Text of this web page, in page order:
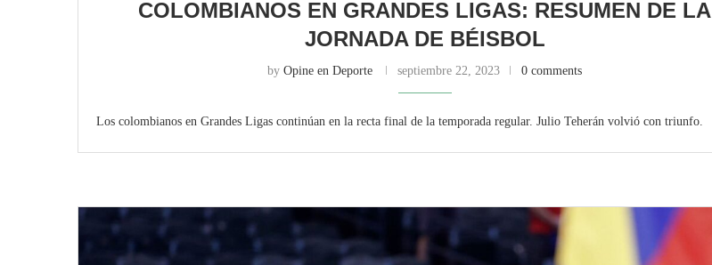
COLOMBIANOS EN GRANDES LIGAS: RESUMEN DE LA
JORNADA DE BÉISBOL
byOpine en Deporte septiembre 22, 2023 0 comments
Los colombianos en Grandes Ligas continúan en la recta final de la temporada regular. Julio Teherán volvió con triunfo.